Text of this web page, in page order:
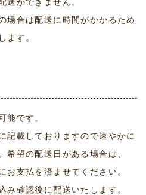
送ができません。
場合は配送に時間がかかるため
ます。
能です。
記載しておりますので速やかに
希望の配送日がある場合は、
お支払を済ませてください。
み確認後に配送いたします。